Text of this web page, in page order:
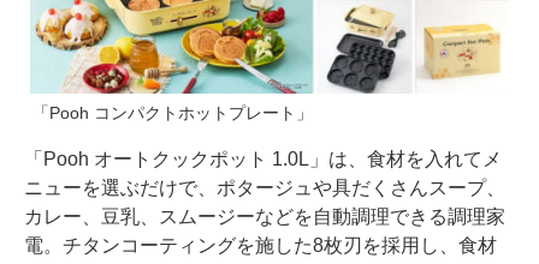
「Pooh コンパクトホットプレート」
「Pooh オートクックポット 1.0L」は、食材を入れてメ
ニューを選ぶだけで、ポタージュや具だくさんスープ、
カレー、豆乳、スムージーなどを自動調理できる調理家
電。チタンコーティングを施した8枚刃を採用し、食材